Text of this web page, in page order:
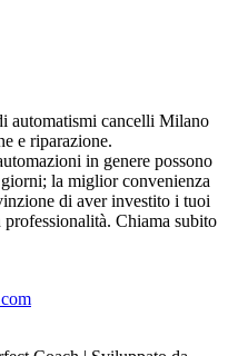
automatismi cancelli Milano
e riparazione.
in genere possono
la miglior convenienza
di aver investito i tuoi
Chiama subito